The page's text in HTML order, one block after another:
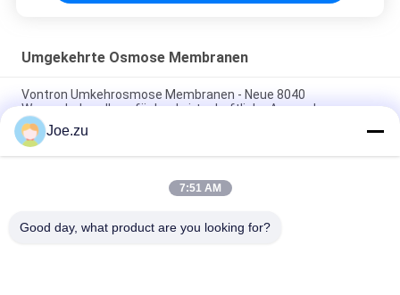
Umgekehrte Osmose Membranen
Vontron Umkehrosmose Membranen - Neue 8040
Wasserbehandlung für landwirtschaftliche Anwendungen
Langzeitstabilität von Umkehrosmose-RO-Elementen für
Haushaltswasserfilter
Nanofiltrationsmembranen kombinieren hohen Wasserfluss
Joe.zu
7:51 AM
Good day, what product are you looking for?